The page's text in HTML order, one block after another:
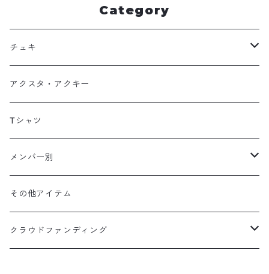
Category
チェキ
DECOチェキ
代行チェキ
アクスタ・アクキー
Tシャツ
メンバー別
涼風ゆの
東雲かのん
その他アイテム
クラウドファンディング